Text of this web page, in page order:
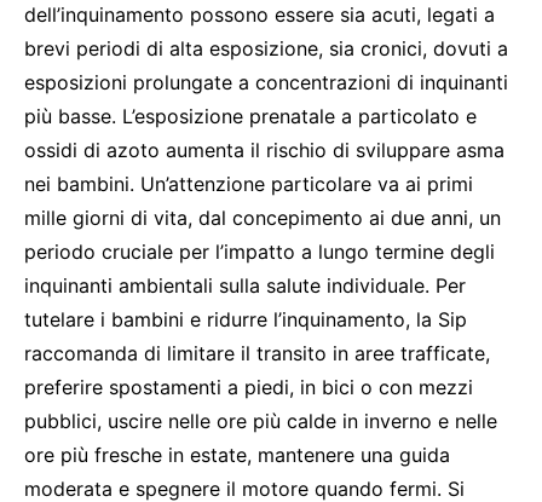
dell’inquinamento possono essere sia acuti, legati a
brevi periodi di alta esposizione, sia cronici, dovuti a
esposizioni prolungate a concentrazioni di inquinanti
più basse. L’esposizione prenatale a particolato e
ossidi di azoto aumenta il rischio di sviluppare asma
nei bambini. Un’attenzione particolare va ai primi
mille giorni di vita, dal concepimento ai due anni, un
periodo cruciale per l’impatto a lungo termine degli
inquinanti ambientali sulla salute individuale. Per
tutelare i bambini e ridurre l’inquinamento, la Sip
raccomanda di limitare il transito in aree trafficate,
preferire spostamenti a piedi, in bici o con mezzi
pubblici, uscire nelle ore più calde in inverno e nelle
ore più fresche in estate, mantenere una guida
moderata e spegnere il motore quando fermi. Si